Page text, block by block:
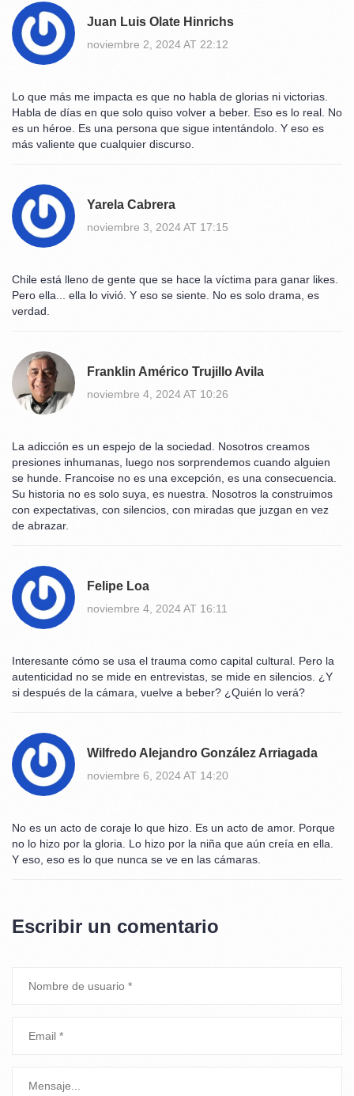
Juan Luis Olate Hinrichs
noviembre 2, 2024 AT 22:12
Lo que más me impacta es que no habla de glorias ni victorias.
Habla de días en que solo quiso volver a beber. Eso es lo real. No
es un héroe. Es una persona que sigue intentándolo. Y eso es
más valiente que cualquier discurso.
Yarela Cabrera
noviembre 3, 2024 AT 17:15
Chile está lleno de gente que se hace la víctima para ganar likes.
Pero ella... ella lo vivió. Y eso se siente. No es solo drama, es
verdad.
Franklin Américo Trujillo Avila
noviembre 4, 2024 AT 10:26
La adicción es un espejo de la sociedad. Nosotros creamos
presiones inhumanas, luego nos sorprendemos cuando alguien
se hunde. Francoise no es una excepción, es una consecuencia.
Su historia no es solo suya, es nuestra. Nosotros la construimos
con expectativas, con silencios, con miradas que juzgan en vez
de abrazar.
Felipe Loa
noviembre 4, 2024 AT 16:11
Interesante cómo se usa el trauma como capital cultural. Pero la
autenticidad no se mide en entrevistas, se mide en silencios. ¿Y
si después de la cámara, vuelve a beber? ¿Quién lo verá?
Wilfredo Alejandro González Arriagada
noviembre 6, 2024 AT 14:20
No es un acto de coraje lo que hizo. Es un acto de amor. Porque
no lo hizo por la gloria. Lo hizo por la niña que aún creía en ella.
Y eso, eso es lo que nunca se ve en las cámaras.
Escribir un comentario